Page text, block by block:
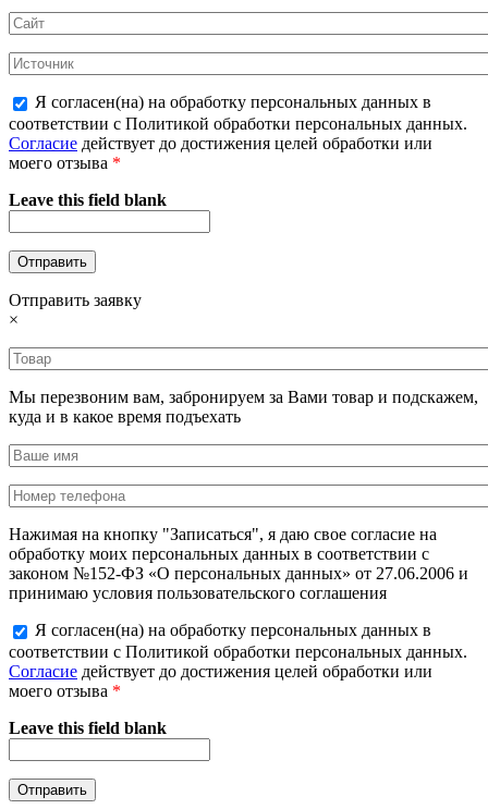
Я согласен(на) на обработку персональных данных в
соответствии с Политикой обработки персональных данных.
Согласие действует до достижения целей обработки или
моего отзыва *
Leave this field blank
Отправить заявку
×
Мы перезвоним вам, забронируем за Вами товар и подскажем,
куда и в какое время подъехать
Нажимая на кнопку "Записаться", я даю свое согласие на
обработку моих персональных данных в соответствии с
законом №152-ФЗ «О персональных данных» от 27.06.2006 и
принимаю условия пользовательского соглашения
Я согласен(на) на обработку персональных данных в
соответствии с Политикой обработки персональных данных.
Согласие действует до достижения целей обработки или
моего отзыва *
Leave this field blank